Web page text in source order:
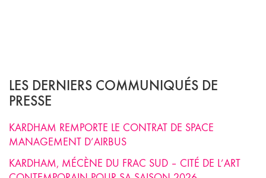
LES DERNIERS COMMUNIQUÉS DE
PRESSE
KARDHAM REMPORTE LE CONTRAT DE SPACE
MANAGEMENT D’AIRBUS
KARDHAM, MÉCÈNE DU FRAC SUD – CITÉ DE L’ART